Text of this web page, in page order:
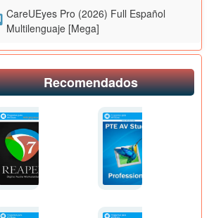
CareUEyes Pro (2026) Full Español
Multilenguaje [Mega]
Recomendados